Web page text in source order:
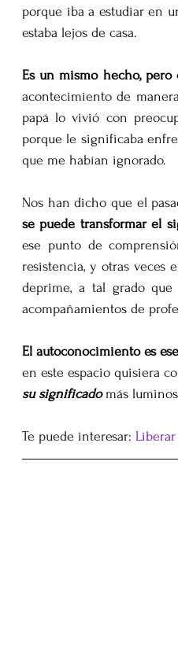
porque iba a estudiar en
estaba lejos de casa.
Es un mismo hecho, pero
acontecimiento de
papá lo vivió con
porque le significaba
que me habían ignorado.
Nos han dicho que el
se puede transformar el
ese punto de
resistencia, y otras veces
deprime, a tal grado
acompañamientos de
El autoconocimiento es
en este espacio quisiera
su significado más
Te puede interesar: